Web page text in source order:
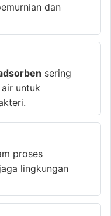
dan
sering
untuk
proses
lingkungan